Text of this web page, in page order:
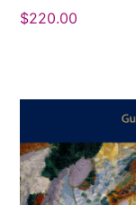
$220.00